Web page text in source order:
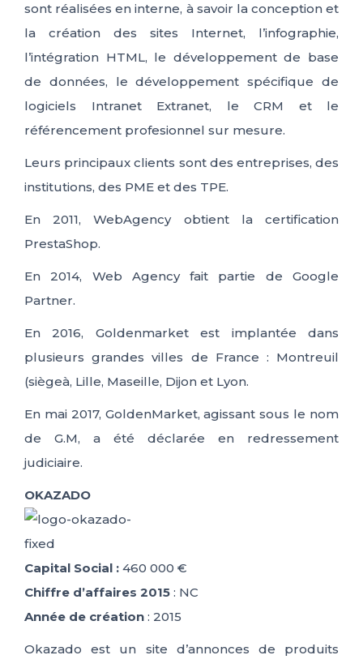
sont réalisées en interne, à savoir la conception et
la création des sites Internet, l’infographie,
l’intégration HTML, le développement de base
de données, le développement spécifique de
logiciels Intranet Extranet, le CRM et le
référencement profesionnel sur mesure.
Leurs principaux clients sont des entreprises, des
institutions, des PME et des TPE.
En 2011, WebAgency obtient la certification
PrestaShop.
En 2014, Web Agency fait partie de Google
Partner.
En 2016, Goldenmarket est implantée dans
plusieurs grandes villes de France : Montreuil
(siègeà, Lille, Maseille, Dijon et Lyon.
En mai 2017, GoldenMarket, agissant sous le nom
de G.M, a été déclarée en redressement
judiciaire.
OKAZADO
Capital Social : 460 000 €
Chiffre d’affaires 2015 : NC
Année de création : 2015
Okazado est un site d’annonces de produits